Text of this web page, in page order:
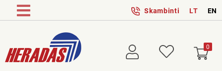
Skambinti LT EN
Prisijungti Patikusios 0